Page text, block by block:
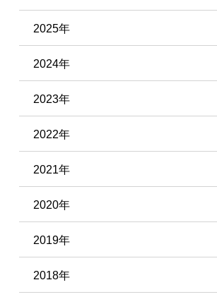
2025年
2024年
2023年
2022年
2021年
2020年
2019年
2018年